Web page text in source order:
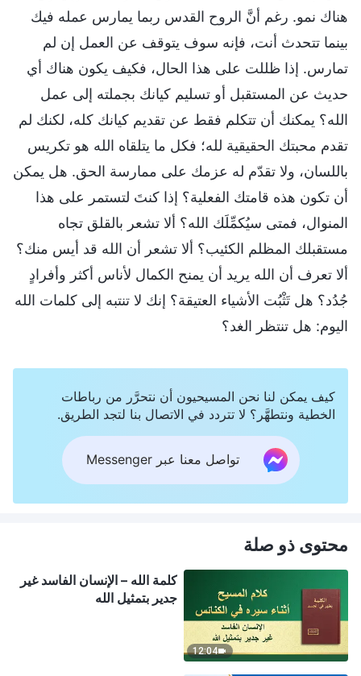
هناك نمو. رغم أنَّ الروح القدس ربما يمارس عمله فيك
بينما تتحدث أنت، فإنه سوف يتوقف عن العمل إن لم
تمارس. إذا ظللت على هذا الحال، فكيف يكون هناك أي
حديث عن المستقبل أو تسليم كيانك بجملته إلى عمل
الله؟ يمكنك أن تتكلم فقط عن تقديم كيانك كله، لكنك لم
تقدم محبتك الحقيقية لله؛ فكل ما يتلقاه الله هو تكريس
باللسان، ولا تقدّم له عزمك على ممارسة الحق. هل يمكن
أن تكون هذه قامتك الفعلية؟ إذا كنتَ لتستمر على هذا
المنوال، فمتى سيُكمِّلَك الله؟ ألا تشعر بالقلق تجاه
مستقبلك المظلم الكئيب؟ ألا تشعر أن الله قد أيس منك؟
ألا تعرف أن الله يريد أن يمنح الكمال لأناس أكثر وأفرادٍ
جُدُد؟ هل تَثْبُت الأشياء العتيقة؟ إنك لا تنتبه إلى كلمات الله
اليوم: هل تنتظر الغد؟
كيف يمكن لنا نحن المسيحيون أن نتحرَّر من رباطات
الخطية ونتطهَّر؟ لا تتردد في الاتصال بنا لتجد الطريق.
تواصل معنا عبر Messenger
محتوى ذو صلة
12:04
كلمة الله – الإنسان الفاسد غير
جدير بتمثيل الله